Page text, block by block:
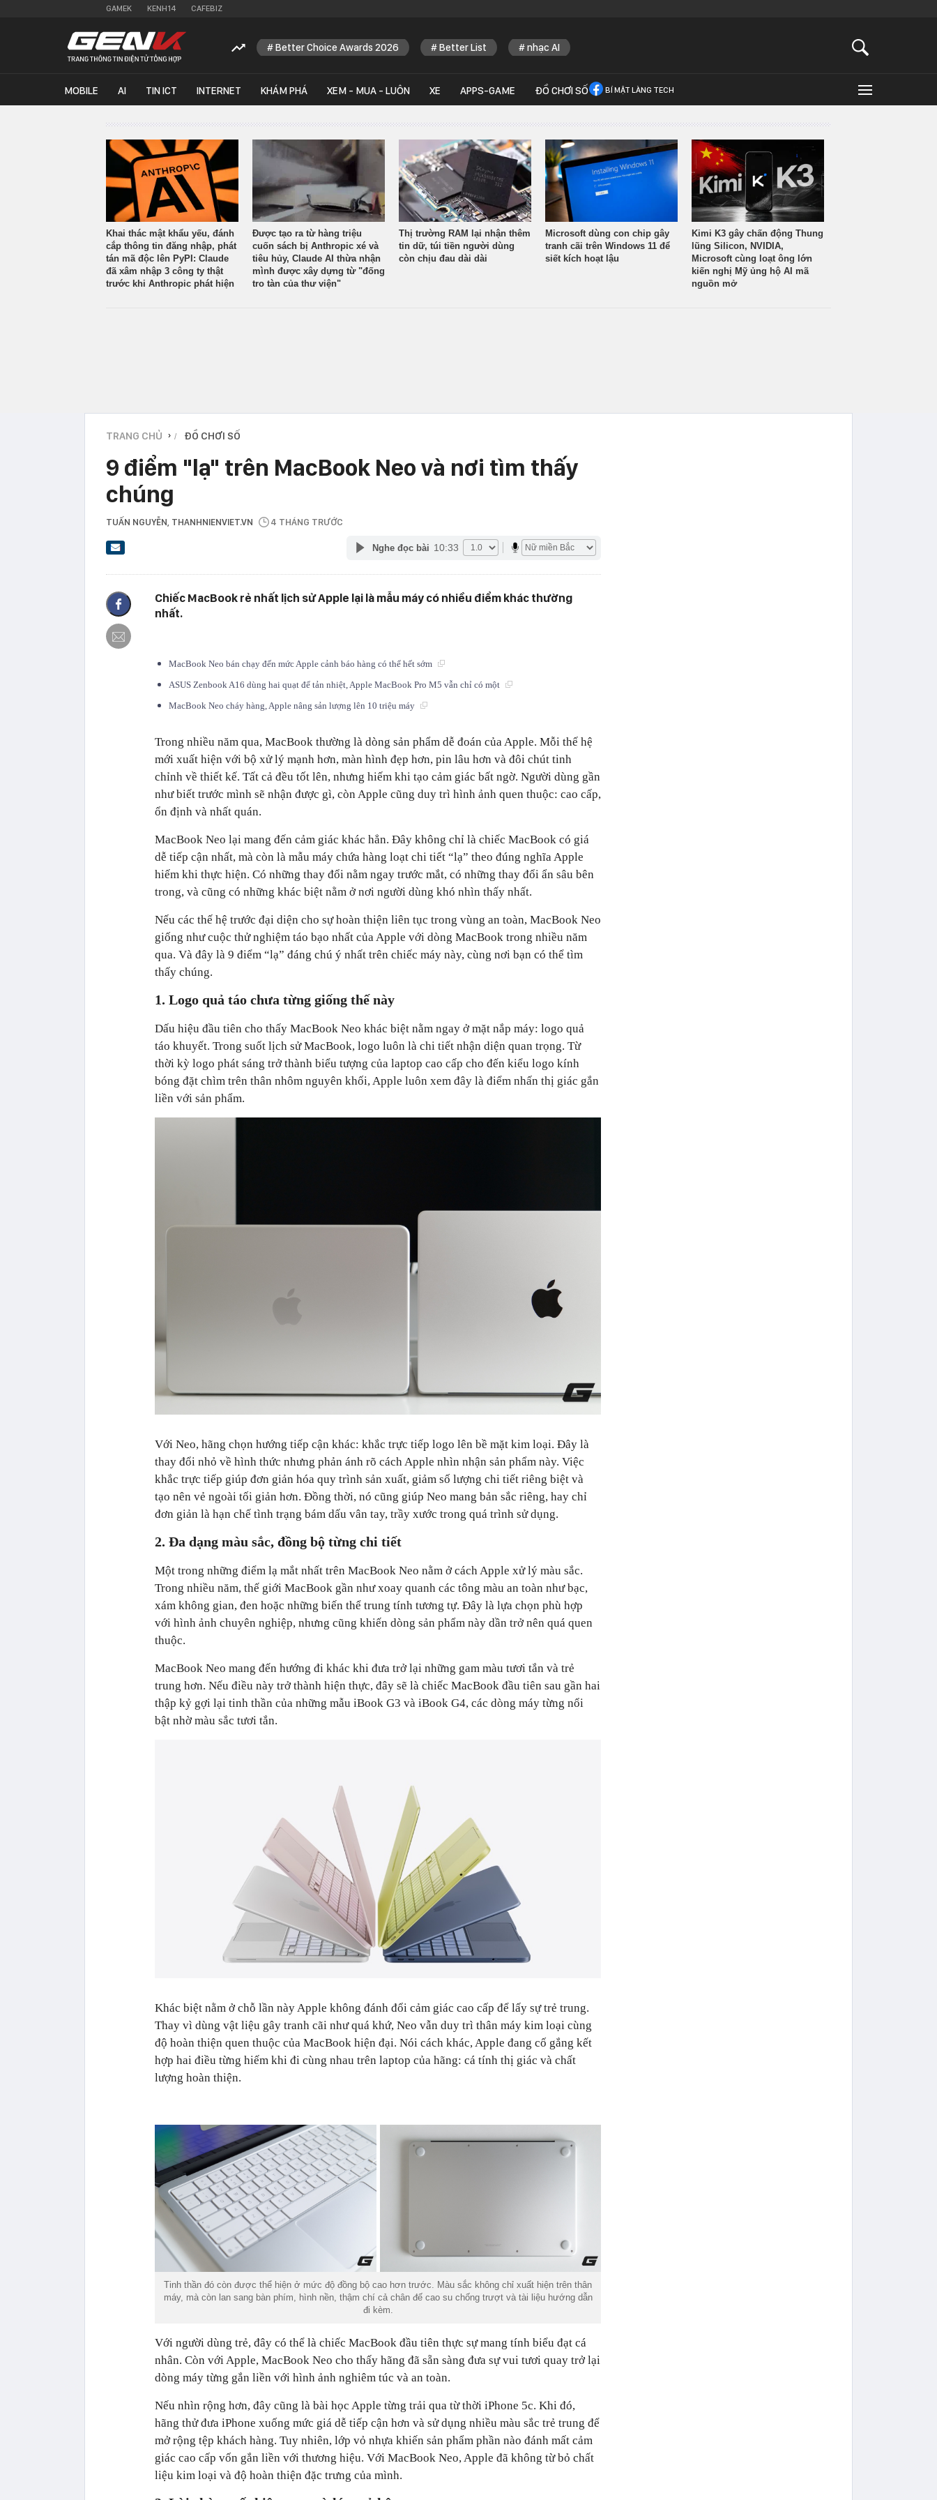
GAMEK KENH14 CAFEBIZ
Better Choice Awards 2026 Better List nhạc AI
MOBILE AI TIN ICT INTERNET KHÁM PHÁ XEM - MUA - LUÔN XE APPS-GAME ĐỒ CHƠI SỐ BÍ MẬT LÀNG TECH
Khai thác mật khẩu yếu, đánh
cắp thông tin đăng nhập, phát
tán mã độc lên PyPI: Claude
đã xâm nhập 3 công ty thật
trước khi Anthropic phát hiện
Được tạo ra từ hàng triệu
cuốn sách bị Anthropic xé và
tiêu hủy, Claude AI thừa nhận
mình được xây dựng từ "đống
tro tàn của thư viện"
Thị trường RAM lại nhận thêm
tin dữ, túi tiền người dùng
còn chịu đau dài dài
Microsoft dùng con chip gây
tranh cãi trên Windows 11 để
siết kích hoạt lậu
Kimi K3 gây chấn động Thung
lũng Silicon, NVIDIA,
Microsoft cùng loạt ông lớn
kiến nghị Mỹ ủng hộ AI mã
nguồn mở
TRANG CHỦ › ĐỒ CHƠI SỐ
9 điểm "lạ" trên MacBook Neo và nơi tìm thấy
chúng
TUẤN NGUYỄN , THANHNIENVIET.VN 4 THÁNG TRƯỚC
Nghe đọc bài 10:33
Chiếc MacBook rẻ nhất lịch sử Apple lại là mẫu máy có nhiều điểm khác thường
nhất.
MacBook Neo bán chạy đến mức Apple cảnh báo hàng có thể hết sớm
ASUS Zenbook A16 dùng hai quạt để tản nhiệt, Apple MacBook Pro M5 vẫn chỉ có một
MacBook Neo cháy hàng, Apple nâng sản lượng lên 10 triệu máy
Trong nhiều năm qua, MacBook thường là dòng sản phẩm dễ đoán của Apple. Mỗi thế hệ
mới xuất hiện với bộ xử lý mạnh hơn, màn hình đẹp hơn, pin lâu hơn và đôi chút tinh
chỉnh về thiết kế. Tất cả đều tốt lên, nhưng hiếm khi tạo cảm giác bất ngờ. Người dùng gần
như biết trước mình sẽ nhận được gì, còn Apple cũng duy trì hình ảnh quen thuộc: cao cấp,
ổn định và nhất quán.
MacBook Neo lại mang đến cảm giác khác hẳn. Đây không chỉ là chiếc MacBook có giá
dễ tiếp cận nhất, mà còn là mẫu máy chứa hàng loạt chi tiết “lạ” theo đúng nghĩa Apple
hiếm khi thực hiện. Có những thay đổi nằm ngay trước mắt, có những thay đổi ẩn sâu bên
trong, và cũng có những khác biệt nằm ở nơi người dùng khó nhìn thấy nhất.
Nếu các thế hệ trước đại diện cho sự hoàn thiện liên tục trong vùng an toàn, MacBook Neo
giống như cuộc thử nghiệm táo bạo nhất của Apple với dòng MacBook trong nhiều năm
qua. Và đây là 9 điểm “lạ” đáng chú ý nhất trên chiếc máy này, cùng nơi bạn có thể tìm
thấy chúng.
1. Logo quả táo chưa từng giống thế này
Dấu hiệu đầu tiên cho thấy MacBook Neo khác biệt nằm ngay ở mặt nắp máy: logo quả
táo khuyết. Trong suốt lịch sử MacBook, logo luôn là chi tiết nhận diện quan trọng. Từ
thời kỳ logo phát sáng trở thành biểu tượng của laptop cao cấp cho đến kiểu logo kính
bóng đặt chìm trên thân nhôm nguyên khối, Apple luôn xem đây là điểm nhấn thị giác gắn
liền với sản phẩm.
Với Neo, hãng chọn hướng tiếp cận khác: khắc trực tiếp logo lên bề mặt kim loại. Đây là
thay đổi nhỏ về hình thức nhưng phản ánh rõ cách Apple nhìn nhận sản phẩm này. Việc
khắc trực tiếp giúp đơn giản hóa quy trình sản xuất, giảm số lượng chi tiết riêng biệt và
tạo nên vẻ ngoài tối giản hơn. Đồng thời, nó cũng giúp Neo mang bản sắc riêng, hay chỉ
đơn giản là hạn chế tình trạng bám dấu vân tay, trầy xước trong quá trình sử dụng.
2. Đa dạng màu sắc, đồng bộ từng chi tiết
Một trong những điểm lạ mắt nhất trên MacBook Neo nằm ở cách Apple xử lý màu sắc.
Trong nhiều năm, thế giới MacBook gần như xoay quanh các tông màu an toàn như bạc,
xám không gian, đen hoặc những biến thể trung tính tương tự. Đây là lựa chọn phù hợp
với hình ảnh chuyên nghiệp, nhưng cũng khiến dòng sản phẩm này dần trở nên quá quen
thuộc.
MacBook Neo mang đến hướng đi khác khi đưa trở lại những gam màu tươi tắn và trẻ
trung hơn. Nếu điều này trở thành hiện thực, đây sẽ là chiếc MacBook đầu tiên sau gần hai
thập kỷ gợi lại tinh thần của những mẫu iBook G3 và iBook G4, các dòng máy từng nổi
bật nhờ màu sắc tươi tắn.
Khác biệt nằm ở chỗ lần này Apple không đánh đổi cảm giác cao cấp để lấy sự trẻ trung.
Thay vì dùng vật liệu gây tranh cãi như quá khứ, Neo vẫn duy trì thân máy kim loại cùng
độ hoàn thiện quen thuộc của MacBook hiện đại. Nói cách khác, Apple đang cố gắng kết
hợp hai điều từng hiếm khi đi cùng nhau trên laptop của hãng: cá tính thị giác và chất
lượng hoàn thiện.
Tinh thần đó còn được thể hiện ở mức độ đồng bộ cao hơn trước. Màu sắc không chỉ xuất hiện trên thân
máy, mà còn lan sang bàn phím, hình nền, thậm chí cả chân đế cao su chống trượt và tài liệu hướng dẫn
đi kèm.
Với người dùng trẻ, đây có thể là chiếc MacBook đầu tiên thực sự mang tính biểu đạt cá
nhân. Còn với Apple, MacBook Neo cho thấy hãng đã sẵn sàng đưa sự vui tươi quay trở lại
dòng máy từng gắn liền với hình ảnh nghiêm túc và an toàn.
Nếu nhìn rộng hơn, đây cũng là bài học Apple từng trải qua từ thời iPhone 5c. Khi đó,
hãng thử đưa iPhone xuống mức giá dễ tiếp cận hơn và sử dụng nhiều màu sắc trẻ trung để
mở rộng tệp khách hàng. Tuy nhiên, lớp vỏ nhựa khiến sản phẩm phần nào đánh mất cảm
giác cao cấp vốn gắn liền với thương hiệu. Với MacBook Neo, Apple đã không từ bỏ chất
liệu kim loại và độ hoàn thiện đặc trưng của mình.